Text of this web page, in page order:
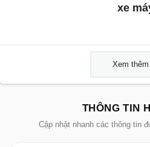
xe
Xem thêm
THÔNG TIN
Cập nhật nhanh các thông tin